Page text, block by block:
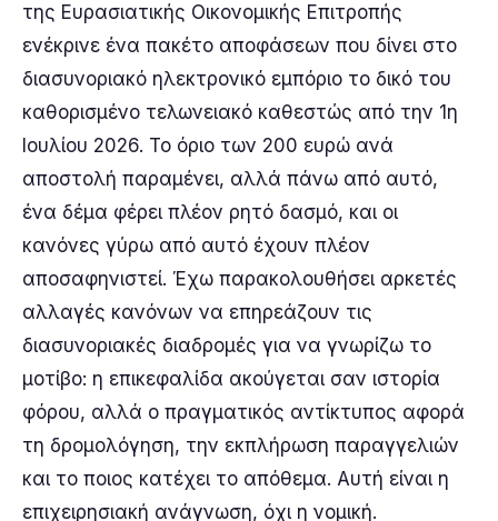
της Ευρασιατικής Οικονομικής Επιτροπής
ενέκρινε ένα πακέτο αποφάσεων που δίνει στο
διασυνοριακό ηλεκτρονικό εμπόριο το δικό του
καθορισμένο τελωνειακό καθεστώς από την 1η
Ιουλίου 2026. Το όριο των 200 ευρώ ανά
αποστολή παραμένει, αλλά πάνω από αυτό,
ένα δέμα φέρει πλέον ρητό δασμό, και οι
κανόνες γύρω από αυτό έχουν πλέον
αποσαφηνιστεί. Έχω παρακολουθήσει αρκετές
αλλαγές κανόνων να επηρεάζουν τις
διασυνοριακές διαδρομές για να γνωρίζω το
μοτίβο: η επικεφαλίδα ακούγεται σαν ιστορία
φόρου, αλλά ο πραγματικός αντίκτυπος αφορά
τη δρομολόγηση, την εκπλήρωση παραγγελιών
και το ποιος κατέχει το απόθεμα. Αυτή είναι η
επιχειρησιακή ανάγνωση, όχι η νομική.